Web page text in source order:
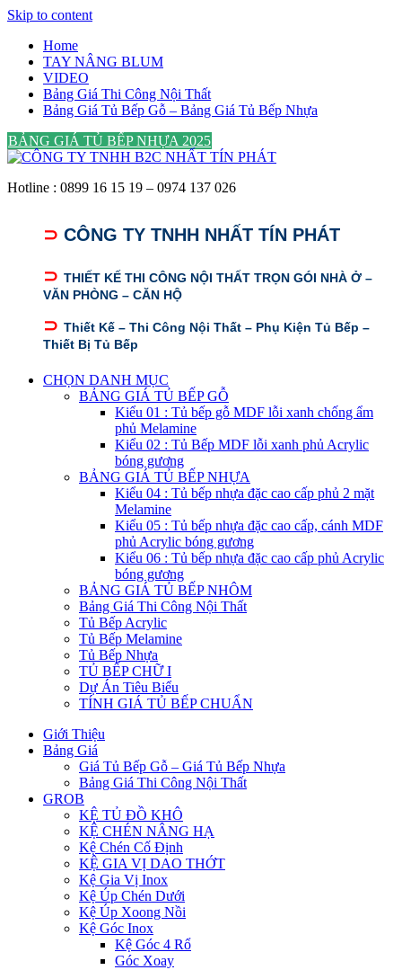
Skip to content
Home
TAY NÂNG BLUM
VIDEO
Bảng Giá Thi Công Nội Thất
Bảng Giá Tủ Bếp Gỗ – Bảng Giá Tủ Bếp Nhựa
BẢNG GIÁ TỦ BẾP NHỰA 2025
Hotline : 0899 16 15 19 – 0974 137 026
⊃ CÔNG TY TNHH NHẤT TÍN PHÁT
⊃ THIẾT KẾ THI CÔNG NỘI THẤT TRỌN GÓI NHÀ Ở –
VĂN PHÒNG – CĂN HỘ
⊃ Thiết Kế – Thi Công Nội Thất – Phụ Kiện Tủ Bếp –
Thiết Bị Tủ Bếp
CHỌN DANH MỤC
BẢNG GIÁ TỦ BẾP GỖ
Kiểu 01 : Tủ bếp gỗ MDF lỗi xanh chống ẩm
phủ Melamine
Kiểu 02 : Tủ Bếp MDF lỗi xanh phủ Acrylic
bóng gương
BẢNG GIÁ TỦ BẾP NHỰA
Kiểu 04 : Tủ bếp nhựa đặc cao cấp phủ 2 mặt
Melamine
Kiểu 05 : Tủ bếp nhựa đặc cao cấp, cánh MDF
phủ Acrylic bóng gương
Kiểu 06 : Tủ bếp nhựa đặc cao cấp phủ Acrylic
bóng gương
BẢNG GIÁ TỦ BẾP NHÔM
Bảng Giá Thi Công Nội Thất
Tủ Bếp Acrylic
Tủ Bếp Melamine
Tủ Bếp Nhựa
TỦ BẾP CHỮ I
Dự Án Tiêu Biểu
TÍNH GIÁ TỦ BẾP CHUẨN
Giới Thiệu
Bảng Giá
Giá Tủ Bếp Gỗ – Giá Tủ Bếp Nhựa
Bảng Giá Thi Công Nội Thất
GROB
KỆ TỦ ĐỒ KHÔ
KỆ CHÉN NÂNG HẠ
Kệ Chén Cố Định
KỆ GIA VỊ DAO THỚT
Kệ Gia Vị Inox
Kệ Úp Chén Dưới
Kệ Úp Xoong Nồi
Kệ Góc Inox
Kệ Góc 4 Rổ
Góc Xoay